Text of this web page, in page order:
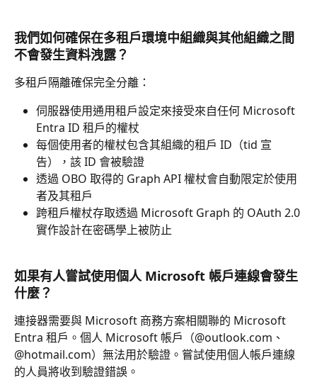
我們如何確保在多租戶環境中組織與其他組織之間
不會發生資料洩露？
多租戶隔離確保完全分離：
伺服器使用通用租戶設定來接受來自任何 Microsoft
Entra ID 租戶的權杖
每個使用者的權杖包含其組織的租戶 ID（tid 宣
告），該 ID 會被驗證
透過 OBO 取得的 Graph API 權杖會自動限定於使用
者及其租戶
跨租戶權杖存取透過 Microsoft Graph 的 OAuth 2.0
實作設計在密碼學上被防止
如果有人嘗試使用個人 Microsoft 帳戶連線會發生
什麼？
連接器需要與 Microsoft 商務方案相關聯的 Microsoft
Entra 租戶。個人 Microsoft 帳戶（@outlook.com、
@hotmail.com）無法用於驗證。嘗試使用個人帳戶連線
的人員將收到驗證錯誤。